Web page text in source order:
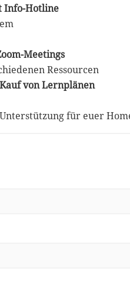
Info-Hotline
Meetings
Ressourcen
Kauf von Lernplänen
für euer